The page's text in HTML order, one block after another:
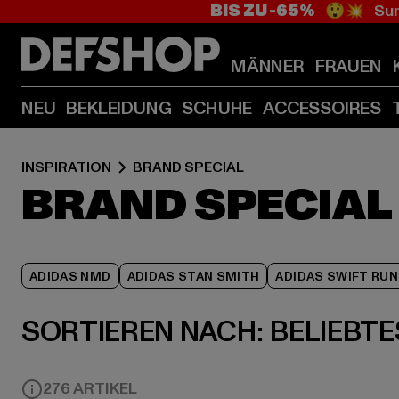
BIS ZU -65% 😲💥
MÄNNER FRAUEN
NEU BEKLEIDUNG SCHUHE ACCESSOIRES
INSPIRATION BRAND SPECIAL
BRAND SPECIAL
ADIDAS NMD ADIDAS STAN SMITH ADIDAS SWIFT RUN
SORTIEREN NACH:
276 ARTIKEL